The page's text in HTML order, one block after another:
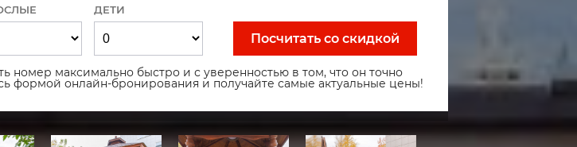
ДЕТИ
Посчитать со скидкой
номер максимально быстро и с уверенностью в том, что он точно
формой онлайн-бронирования и получайте самые актуальные цены!